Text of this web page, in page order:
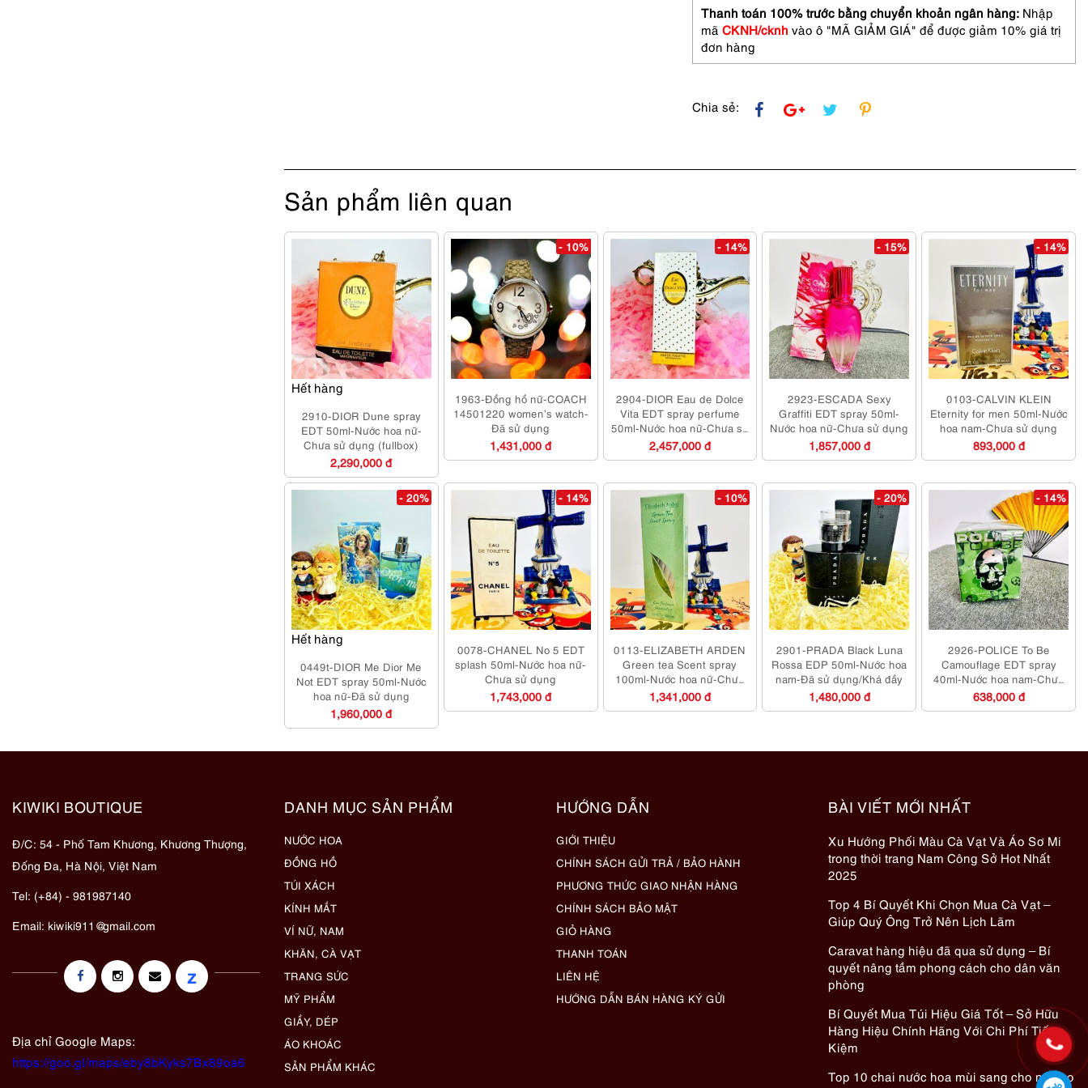
weight
puffer
jacket-
Size
lượng
Thanh toán 100% trước bằng chuyển khoản ngân hàng: Nhập
mã CKNH/cknh vào ô "MÃ GIẢM GIÁ" để được giảm 10% giá trị
đơn hàng
Chia sẻ:
Sản phẩm liên quan
Hết hàng
2910-DIOR Dune spray
EDT 50ml-Nước hoa nữ-
Chưa sử dụng (fullbox)
2,290,000 đ
- 10%
1963-Đồng hồ nữ-COACH
14501220 women’s watch-
Đã sử dụng
1,431,000 đ
- 14%
2904-DIOR Eau de Dolce
Vita EDT spray perfume
50ml-Nước hoa nữ-Chưa sử
dụng
2,457,000 đ
- 15%
2923-ESCADA Sexy
Graffiti EDT spray 50ml-
Nước hoa nữ-Chưa sử dụng
1,857,000 đ
- 14%
0103-CALVIN KLEIN
Eternity for men 50ml-Nước
hoa nam-Chưa sử dụng
893,000 đ
Hết hàng
- 20%
0449t-DIOR Me Dior Me
Not EDT spray 50ml-Nước
hoa nữ-Đã sử dụng
1,960,000 đ
- 14%
0078-CHANEL No 5 EDT
splash 50ml-Nước hoa nữ-
Chưa sử dụng
1,743,000 đ
- 10%
0113-ELIZABETH ARDEN
Green tea Scent spray
100ml-Nước hoa nữ-Chưa
sử dụng
1,341,000 đ
- 20%
2901-PRADA Black Luna
Rossa EDP 50ml-Nước hoa
nam-Đã sử dụng/Khá đầy
1,480,000 đ
- 14%
2926-POLICE To Be
Camouflage EDT spray
40ml-Nước hoa nam-Chưa
sử dụng
638,000 đ
KIWIKI BOUTIQUE
Đ/C: 54 - Phố Tam Khương, Khương Thượng,
Đống Đa, Hà Nội, Việt Nam
Tel: (+84) - 981987140
Email: kiwiki911@gmail.com
z
Địa chỉ Google Maps:
https://goo.gl/maps/eby8bKyks7Bx89oa6
DANH MỤC SẢN PHẨM
NƯỚC HOA
ĐỒNG HỒ
TÚI XÁCH
KÍNH MẮT
VÍ NỮ, NAM
KHĂN, CÀ VẠT
TRANG SỨC
MỸ PHẨM
GIẦY, DÉP
ÁO KHOÁC
SẢN PHẨM KHÁC
HƯỚNG DẪN
GIỚI THIỆU
CHÍNH SÁCH GỬI TRẢ / BẢO HÀNH
PHƯƠNG THỨC GIAO NHẬN HÀNG
CHÍNH SÁCH BẢO MẬT
GIỎ HÀNG
THANH TOÁN
LIÊN HỆ
HƯỚNG DẪN BÁN HÀNG KÝ GỬI
BÀI VIẾT MỚI NHẤT
Xu Hướng Phối Màu Cà Vạt Và Áo Sơ Mi
trong thời trang Nam Công Sở Hot Nhất
2025
Top 4 Bí Quyết Khi Chọn Mua Cà Vạt –
Giúp Quý Ông Trở Nên Lịch Lãm
Caravat hàng hiệu đã qua sử dụng – Bí
quyết nâng tầm phong cách cho dân văn
phòng
Bí Quyết Mua Túi Hiệu Giá Tốt – Sở Hữu
Hàng Hiệu Chính Hãng Với Chi Phí Tiết
Kiệm
Top 10 chai nước hoa mùi sang cho nữ cho